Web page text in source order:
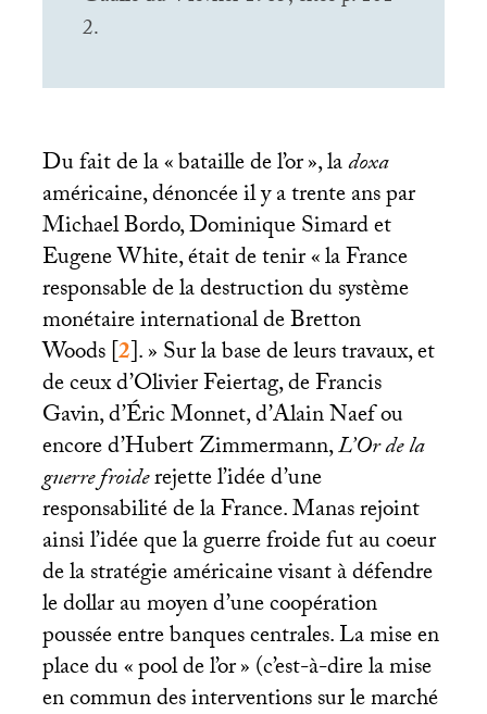
2.
Du fait de la «bataille de l’or», ladoxa
américaine, dénoncée il y a trente ans par
Michael Bordo, Dominique Simard et
Eugene White, était de tenir«la France
responsable de la destruction du système
monétaire international de Bretton
Woods[2].» Sur la base de leurs travaux, et
de ceux d’Olivier Feiertag, de Francis
Gavin, d’Éric Monnet, d’Alain Naef ou
encore d’Hubert Zimmermann,L’Or de la
guerre froiderejette l’idée d’une
responsabilité de la France. Manas rejoint
ainsi l’idée que la guerre froide fut au coeur
de la stratégie américaine visant à défendre
le dollar au moyen d’une coopération
poussée entre banques centrales. La mise en
place du «pool de l’or» (c’est-à-dire la mise
en commun des interventions sur le marché